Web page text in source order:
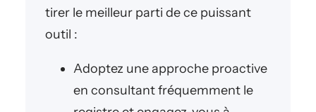
tirer le meilleur parti de ce puissant
outil :
Adoptez une approche proactive
en consultant fréquemment le